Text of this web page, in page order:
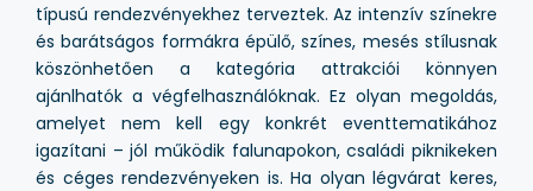
típusú rendezvényekhez terveztek. Az intenzív színekre
és barátságos formákra épülő, színes, mesés stílusnak
köszönhetően a kategória attrakciói könnyen
ajánlhatók a végfelhasználóknak. Ez olyan megoldás,
amelyet nem kell egy konkrét eventtematikához
igazítani – jól működik falunapokon, családi piknikeken
és céges rendezvényeken is. Ha olyan légvárat keres,